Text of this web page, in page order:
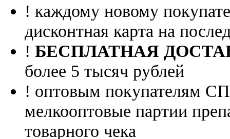
! каждому новому
дисконтная карта на
! БЕСПЛАТНАЯ
более 5 тысяч рублей
! оптовым покупателям
мелкооптовые партии
товарного чека